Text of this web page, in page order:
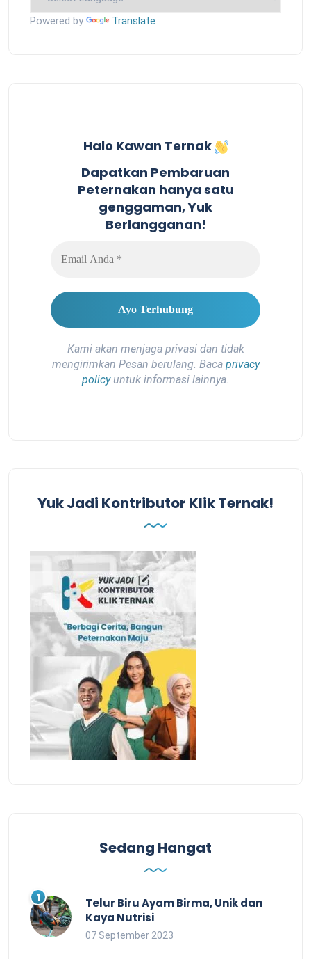
Powered by Translate
Halo Kawan Ternak
Dapatkan Pembaruan
Peternakan hanya satu
genggaman, Yuk
Berlangganan!
Kami akan menjaga privasi dan tidak
mengirimkan Pesan berulang. Baca privacy
policyuntuk informasi lainnya.
Yuk Jadi Kontributor Klik Ternak!
Sedang Hangat
Telur Biru Ayam Birma, Unik dan
Kaya Nutrisi
07 September 2023